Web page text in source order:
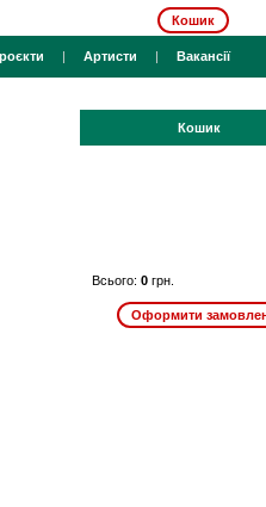
Кошик
| Артисти | Вакансії
Кошик
Всього: 0 грн.